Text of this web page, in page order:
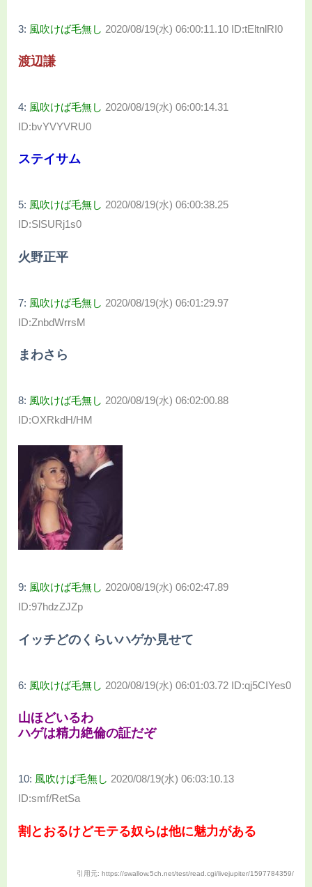
3: 風吹けば毛無し 2020/08/19(水) 06:00:11.10 ID:tEltnlRI0
渡辺謙
4: 風吹けば毛無し 2020/08/19(水) 06:00:14.31
ID:bvYVYVRU0
ステイサム
5: 風吹けば毛無し 2020/08/19(水) 06:00:38.25
ID:SlSURj1s0
火野正平
7: 風吹けば毛無し 2020/08/19(水) 06:01:29.97
ID:ZnbdWrrsM
まわさら
8: 風吹けば毛無し 2020/08/19(水) 06:02:00.88
ID:OXRkdH/HM
9: 風吹けば毛無し 2020/08/19(水) 06:02:47.89
ID:97hdzZJZp
イッチどのくらいハゲか見せて
6: 風吹けば毛無し 2020/08/19(水) 06:01:03.72 ID:qj5CIYes0
山ほどいるわ
ハゲは精力絶倫の証だぞ
10: 風吹けば毛無し 2020/08/19(水) 06:03:10.13
ID:smf/RetSa
割とおるけどモテる奴らは他に魅力がある
引用元: https://swallow.5ch.net/test/read.cgi/livejupiter/1597784359/